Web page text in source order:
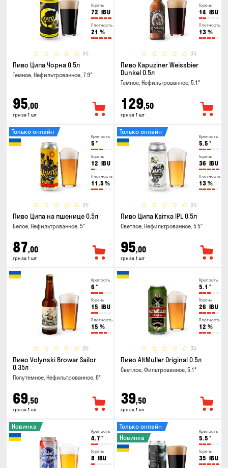
Горечь
72 IBU
Плотность
21 %
(0)
Пиво Ципа Чорна 0.5л
Темное, Нефильтрованное, 7.9°
95,00
грн за 1 шт
Горечь
14 IBU
Плотность
13 %
(0)
Пиво Kapuziner Weissbier
Dunkel 0.5л
Темное, Нефильтрованное, 5.1°
129,50
грн за 1 шт
Крепость
5 °
Горечь
12 IBU
Плотность
11.5 %
(0)
Только онлайн
Пиво Ципа на пшенице 0.5л
Белое, Нефильтрованное, 5°
87,00
грн за 1 шт
Крепость
5.5 °
Горечь
36 IBU
Плотность
13 %
(0)
Только онлайн
Пиво Ципа Квітка IPL 0.5л
Светлое, Нефильтрованное, 5.5°
95,00
грн за 1 шт
Крепость
6 °
Горечь
15 IBU
Плотность
15 %
(0)
Пиво Volynski Browar Sailor
0.35л
Полутемное, Нефильтрованное, 6°
69,50
грн за 1 шт
Крепость
5.1 °
Горечь
26 IBU
Плотность
12 %
(0)
Пиво AltMuller Original 0.5л
Светлое, Фильтрованное, 5.1°
39,50
грн за 1 шт
Крепость
4.7 °
Горечь
8 IBU
Новинка
Крепость
5.5 °
Горечь
35 IBU
Только онлайн
Новинка